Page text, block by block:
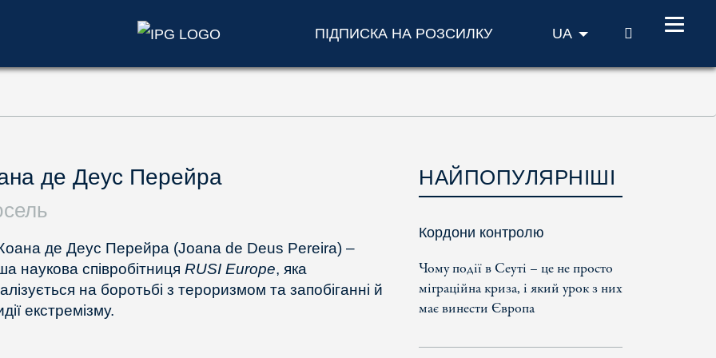
ПІДПИСКА НА РОЗСИЛКУ UA ПОШУК
де Деус Перейра
де Деус Перейра (Joana de Deus Pereira) –
наукова співробітниця RUSI Europe, яка
на боротьбі з тероризмом та запобіганні й
екстремізму.
НАЙПОПУЛЯРНІШІ
Кордони контролю
Чому події в Сеуті – це не просто
міграційна криза, і який урок з них
має винести Європа